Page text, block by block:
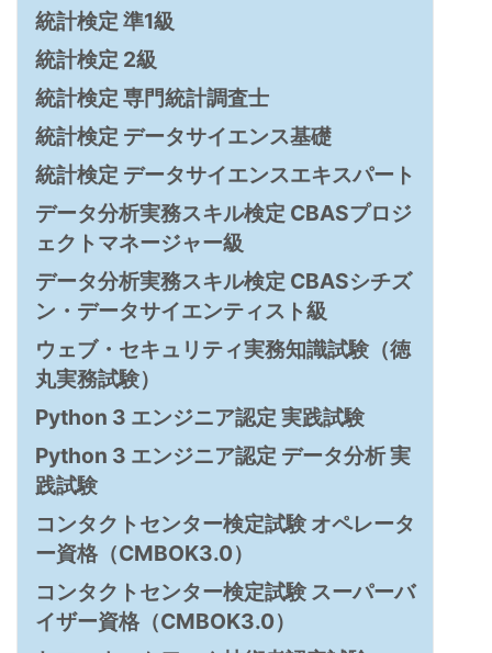
統計検定 準1級
統計検定 2級
統計検定 専門統計調査士
統計検定 データサイエンス基礎
統計検定 データサイエンスエキスパート
データ分析実務スキル検定 CBASプロジ
ェクトマネージャー級
データ分析実務スキル検定 CBASシチズ
ン・データサイエンティスト級
ウェブ・セキュリティ実務知識試験（徳
丸実務試験）
Python 3 エンジニア認定 実践試験
Python 3 エンジニア認定 データ分析 実
践試験
コンタクトセンター検定試験 オペレータ
ー資格（CMBOK3.0）
コンタクトセンター検定試験 スーパーバ
イザー資格（CMBOK3.0）